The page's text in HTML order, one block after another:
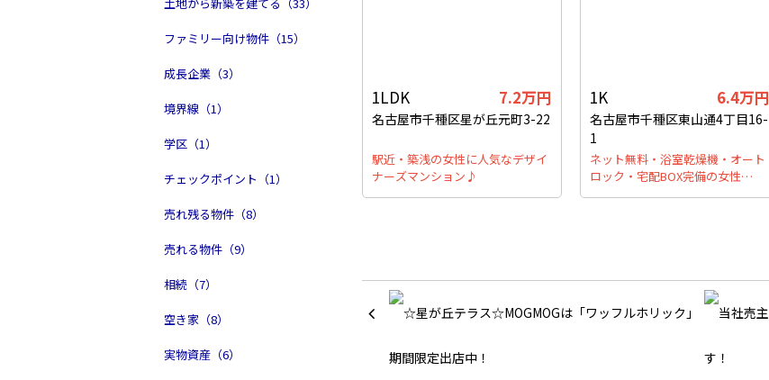
ファミリー向け物件（15）
成長企業（3）
境界線（1）
学区（1）
チェックポイント（1）
売れ残る物件（8）
売れる物件（9）
相続（7）
空き家（8）
実物資産（6）
1LDK 7.2万円
名古屋市千種区星が丘元町3-22
駅近・築浅の女性に人気なデザイ
ナーズマンション♪
1K 6.4万円
名古屋市千種区東山通4丁目16-
1
ネット無料・浴室乾燥機・オート
ロック・宅配BOX完備の女性…